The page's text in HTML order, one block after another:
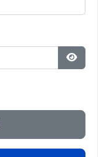
パス